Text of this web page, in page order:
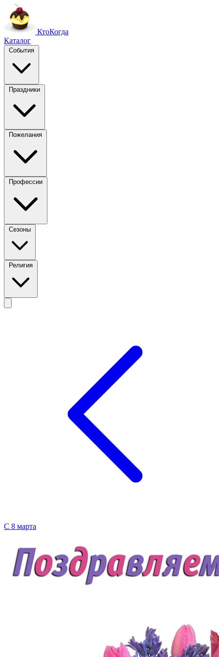
КтоКогда
Каталог
События
Праздники
Пожелания
Профессии
Сезоны
Религия
С 8 марта